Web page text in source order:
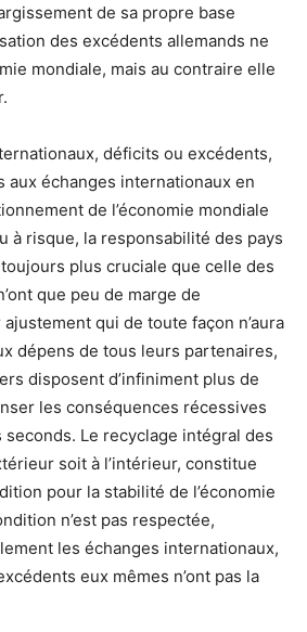
de sa propre base
des excédents allemands ne
mondiale, mais au contraire elle
déficits ou excédents,
échanges internationaux en
de l’économie mondiale
à risque, la responsabilité des pays
plus cruciale que celle des
que peu de marge de
qui de toute façon n’aura
dépens de tous leurs partenaires,
disposent d’infiniment plus de
les conséquences récessives
Le recyclage intégral des
soit à l’intérieur, constitue
pour la stabilité de l’économie
n’est pas respectée,
les échanges internationaux,
eux mêmes n’ont pas la